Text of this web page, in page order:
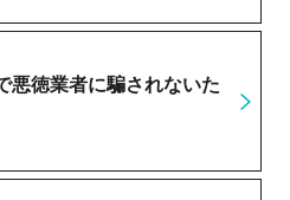
悪徳業者に騙されないた